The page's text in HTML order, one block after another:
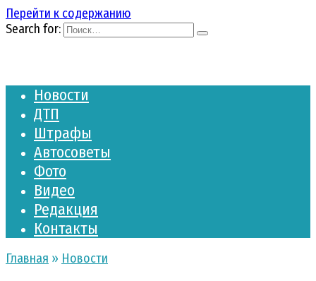
Перейти к содержанию
Search for:
Новости
ДТП
Штрафы
Автосоветы
Фото
Видео
Редакция
Контакты
Главная » Новости